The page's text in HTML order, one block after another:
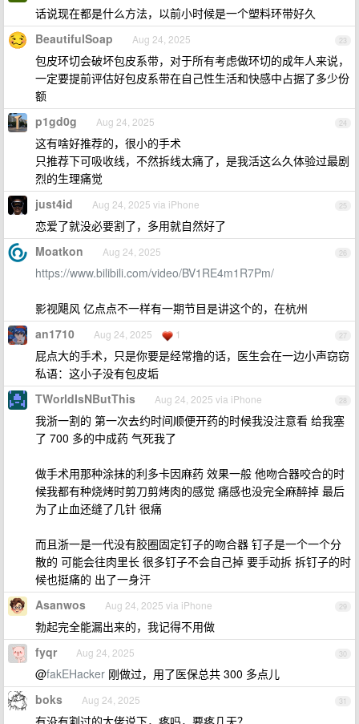
话说现在都是什么方法，以前小时候是一个塑料环带好久
23
BeautifulSoap Aug 24, 2025
包皮环切会破坏包皮系带，对于所有考虑做环切的成年人来说，
一定要提前评估好包皮系带在自己性生活和快感中占据了多少份
额
24
p1gd0g Aug 24, 2025
这有啥好推荐的，很小的手术
只推荐下可吸收线，不然拆线太痛了，是我活这么久体验过最剧
烈的生理痛觉
25
just4id Aug 24, 2025 via iPhone
恋爱了就没必要割了，多用就自然好了
26
Moatkon Aug 24, 2025
https://www.bilibili.com/video/BV1RE4m1R7Pm/
影视飓风 亿点点不一样有一期节目是讲这个的，在杭州
27
an1710 Aug 24, 2025 1
屁点大的手术，只是你要是经常撸的话，医生会在一边小声窃窃
私语：这小子没有包皮垢
28
TWorldIsNButThis Aug 24, 2025 via iPhone
我浙一割的 第一次去约时间顺便开药的时候我没注意看 给我塞
了 700 多的中成药 气死我了
做手术用那种涂抹的利多卡因麻药 效果一般 他吻合器咬合的时
候我都有种烧烤时剪刀剪烤肉的感觉 痛感也没完全麻醉掉 最后
为了止血还缝了几针 很痛
而且浙一是一代没有胶圈固定钉子的吻合器 钉子是一个一个分
散的 可能会往肉里长 很多钉子不会自己掉 要手动拆 拆钉子的时
候也挺痛的 出了一身汗
29
Asanwos Aug 24, 2025 via iPhone
勃起完全能漏出来的，我记得不用做
30
fyqr Aug 24, 2025
@fakEHacker 刚做过，用了医保总共 300 多点儿
31
boks Aug 24, 2025
有没有割过的大佬说下，疼吗，要疼几天？